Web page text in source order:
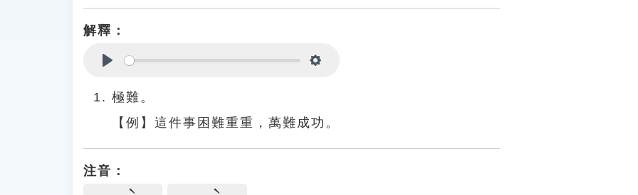
解釋：
極難。
【例】這件事困難重重，萬難成功。
注音：